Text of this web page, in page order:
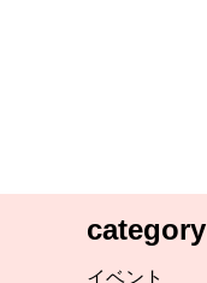
category
イベント